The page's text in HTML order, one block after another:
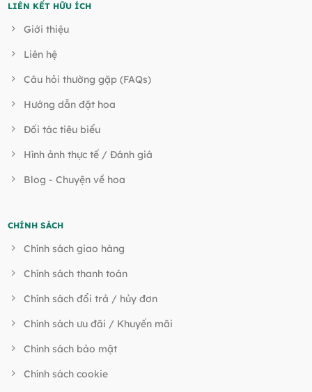
LIÊN KẾT HỮU ÍCH
Giới thiệu
Liên hệ
Câu hỏi thường gặp (FAQs)
Hướng dẫn đặt hoa
Đối tác tiêu biểu
Hình ảnh thực tế / Đánh giá
Blog - Chuyện về hoa
CHÍNH SÁCH
Chính sách giao hàng
Chính sách thanh toán
Chính sách đổi trả / hủy đơn
Chính sách ưu đãi / Khuyến mãi
Chính sách bảo mật
Chính sách cookie